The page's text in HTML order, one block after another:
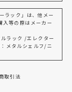
ラック」は、他メー
入等の際はメーカー
ラック /エレクター
メタルシェルフ/ニ
取引法